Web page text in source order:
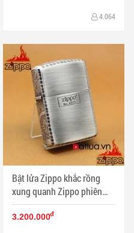
4.064
Bật lửa Zippo khắc rồng
xung quanh Zippo phiên
bản bạc giới hạn - Mã SP:
BL03181
3.200.000đ